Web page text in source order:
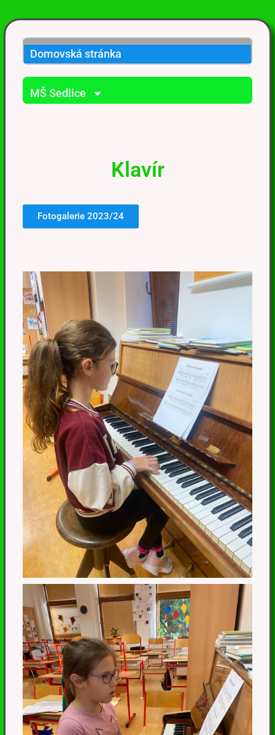
Domovská stránka
MŠ Sedlice
Klavír
Fotogalerie 2023/24